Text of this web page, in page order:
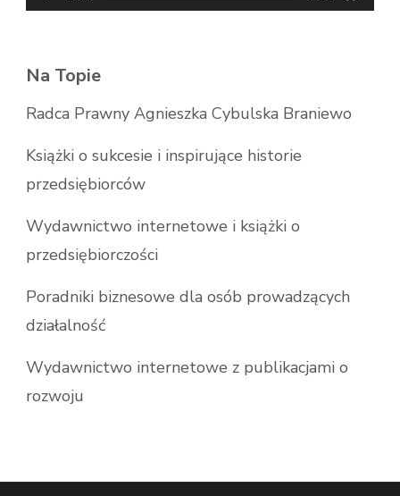
Na Topie
Radca Prawny Agnieszka Cybulska Braniewo
Książki o sukcesie i inspirujące historie
przedsiębiorców
Wydawnictwo internetowe i książki o
przedsiębiorczości
Poradniki biznesowe dla osób prowadzących
działalność
Wydawnictwo internetowe z publikacjami o
rozwoju